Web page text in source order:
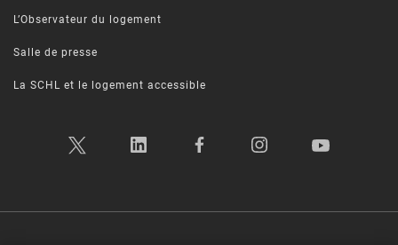
L’Observateur du logement
Salle de presse
La SCHL et le logement accessible